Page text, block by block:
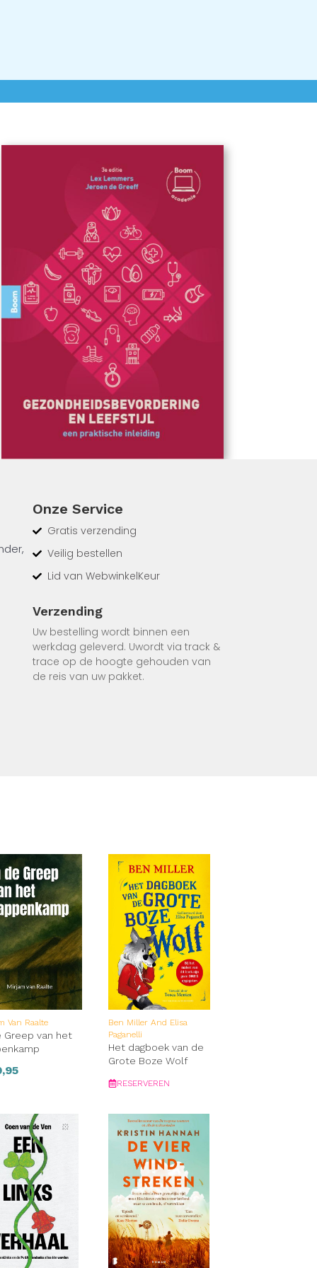
·
en
Onze Service
Gratis verzending
Veilig bestellen
Lid van WebwinkelKeur
Verzending
Uw bestelling wordt binnen een
werkdag geleverd. Uwordt via track &
trace op de hoogte gehouden van
de reis van uw pakket.
Van Raalte
Greep van het
Ben Miller And Elisa
Paganelli
Het dagboek van de
Grote Boze Wolf
RESERVEREN